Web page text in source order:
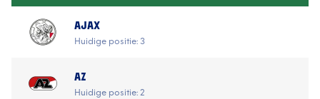
AJAX
Huidige positie: 3
AZ
Huidige positie: 2